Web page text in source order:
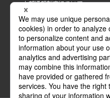
内部通報制度について